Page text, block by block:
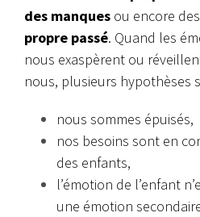
des manques ou encore des
propre passé. Quand les
nous exaspèrent ou
nous, plusieurs hypothèses
nous sommes épuisés,
nos besoins sont en
des enfants,
l’émotion de l’enfant
une émotion